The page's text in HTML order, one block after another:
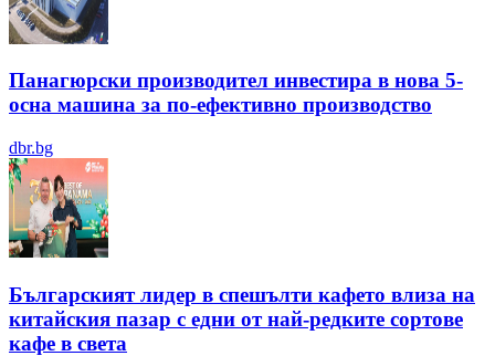
Панагюрски производител инвестира в нова 5-
осна машина за по-ефективно производство
dbr.bg
Българският лидер в спешълти кафето влиза на
китайския пазар с едни от най-редките сортове
кафе в света